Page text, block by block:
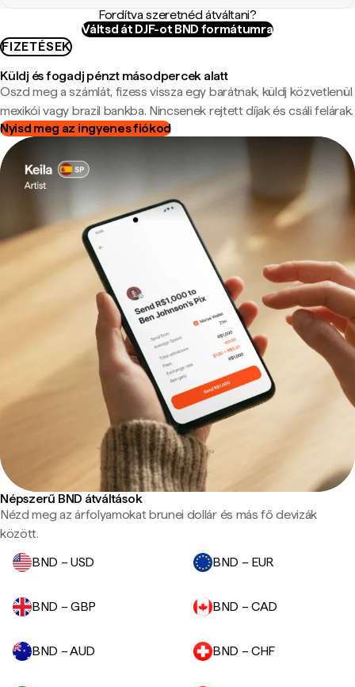
Fordítva szeretnéd átváltani?
Váltsd át DJF-ot BND formátumra
FIZETÉSEK
Küldj és fogadj pénzt másodpercek alatt
Oszd meg a számlát, fizess vissza egy barátnak, küldj közvetlenül
mexikói vagy brazil bankba. Nincsenek rejtett díjak és csáli felárak.
Nyisd meg az ingyenes fiókod
Népszerű BND átváltások
Nézd meg az árfolyamokat brunei dollár és más fő devizák
között.
BND – USD
BND – EUR
BND – GBP BND – CAD
BND – AUD BND – CHF